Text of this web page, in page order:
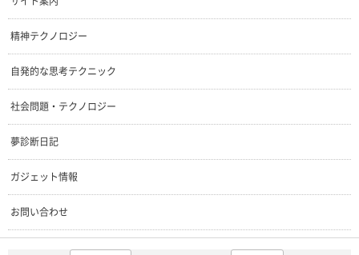
精神テクノロジー
自発的な思考テクニック
社会問題・テクノロジー
夢診断日記
ガジェット情報
お問い合わせ